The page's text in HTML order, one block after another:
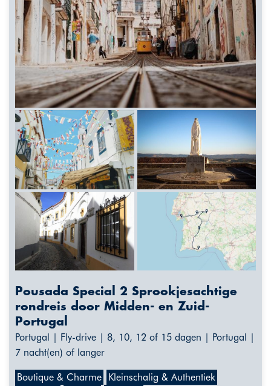
Pousada Special 2 Sprookjesachtige
rondreis door Midden- en Zuid-
Portugal
Portugal | Fly-drive | 8, 10, 12 of 15 dagen | Portugal |
7 nacht(en) of langer
Boutique & Charme
Kleinschalig & Authentiek